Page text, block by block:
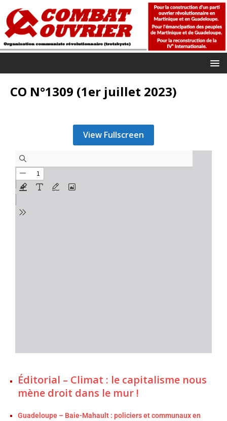
CO N°1309 (1er juillet 2023)
View Fullscreen
Éditorial – Climat : le capitalisme nous
mène droit dans le mur !
Guadeloupe – Baie-Mahault : policiers et communaux en